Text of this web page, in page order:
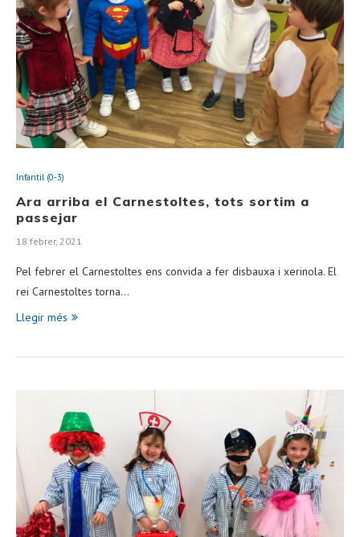
Infantil (0-3)
Ara arriba el Carnestoltes, tots sortim a
passejar
18 febrer, 2021
Pel febrer el Carnestoltes ens convida a fer disbauxa i xerinola. El
rei Carnestoltes torna…
Llegir més